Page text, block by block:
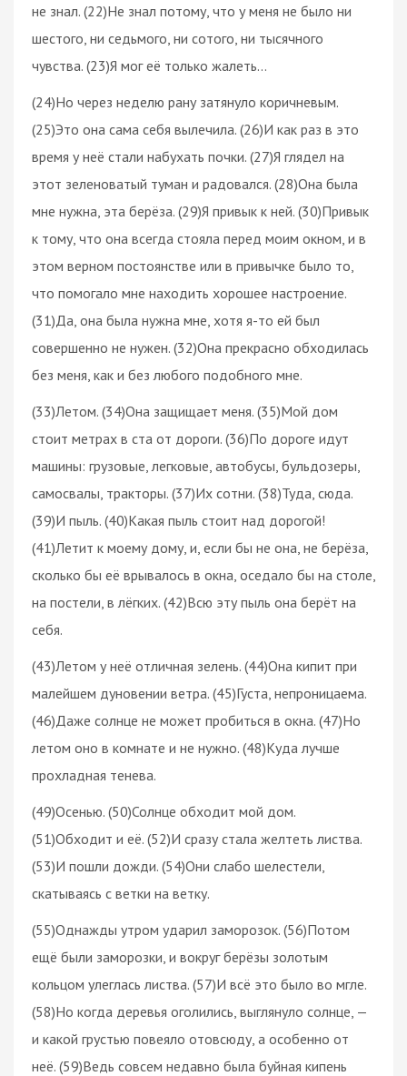
не знал. (22)Не знал потому, что у меня не было ни
шестого, ни седьмого, ни сотого, ни тысячного
чувства. (23)Я мог её только жалеть…
(24)Но через неделю рану затянуло коричневым.
(25)Это она сама себя вылечила. (26)И как раз в это
время у неё стали набухать почки. (27)Я глядел на
этот зеленоватый туман и радовался. (28)Она была
мне нужна, эта берёза. (29)Я привык к ней. (30)Привык
к тому, что она всегда стояла перед моим окном, и в
этом верном постоянстве или в привычке было то,
что помогало мне находить хорошее настроение.
(31)Да, она была нужна мне, хотя я-то ей был
совершенно не нужен. (32)Она прекрасно обходилась
без меня, как и без любого подобного мне.
(33)Летом. (34)Она защищает меня. (35)Мой дом
стоит метрах в ста от дороги. (36)По дороге идут
машины: грузовые, легковые, автобусы, бульдозеры,
самосвалы, тракторы. (37)Их сотни. (38)Туда, сюда.
(39)И пыль. (40)Какая пыль стоит над дорогой!
(41)Летит к моему дому, и, если бы не она, не берёза,
сколько бы её врывалось в окна, оседало бы на столе,
на постели, в лёгких. (42)Всю эту пыль она берёт на
себя.
(43)Летом у неё отличная зелень. (44)Она кипит при
малейшем дуновении ветра. (45)Густа, непроницаема.
(46)Даже солнце не может пробиться в окна. (47)Но
летом оно в комнате и не нужно. (48)Куда лучше
прохладная тенева.
(49)Осенью. (50)Солнце обходит мой дом.
(51)Обходит и её. (52)И сразу стала желтеть листва.
(53)И пошли дожди. (54)Они слабо шелестели,
скатываясь с ветки на ветку.
(55)Однажды утром ударил заморозок. (56)Потом
ещё были заморозки, и вокруг берёзы золотым
кольцом улеглась листва. (57)И всё это было во мгле.
(58)Но когда деревья оголились, выглянуло солнце, —
и какой грустью повеяло отовсюду, а особенно от
неё. (59)Ведь совсем недавно была буйная кипень